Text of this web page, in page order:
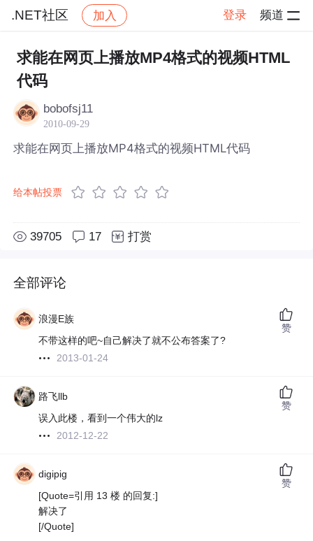
.NET社区 加入 登录 频道
社区 .NET社区 帖子详情
求能在网页上播放MP4格式的视频HTML
代码
bobofsj11
2010-09-29
求能在网页上播放MP4格式的视频HTML代码
给本帖投票
39705 17 打赏
全部评论
浪漫E族
不带这样的吧~自己解决了就不公布答案了?
2013-01-24
赞
路飞llb
误入此楼，看到一个伟大的lz
2012-12-22
赞
digipig
[Quote=引用 13 楼 的回复:]
解决了
[/Quote]
赞